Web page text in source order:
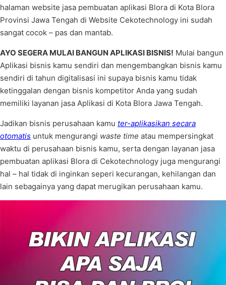
halaman website jasa pembuatan aplikasi Blora di Kota Blora
Provinsi Jawa Tengah di Website Cekotechnology ini sudah
sangat cocok – pas dan mantab.
AYO SEGERA MULAI BANGUN APLIKASI BISNIS! Mulai bangun
Aplikasi bisnis kamu sendiri dan mengembangkan bisnis kamu
sendiri di tahun digitalisasi ini supaya bisnis kamu tidak
ketinggalan dengan bisnis kompetitor Anda yang sudah
memiliki layanan jasa Aplikasi di Kota Blora Jawa Tengah.
Jadikan bisnis perusahaan kamu ter-aplikasikan secara
otomatis untuk mengurangi waste time atau mempersingkat
waktu di perusahaan bisnis kamu, serta dengan layanan jasa
pembuatan aplikasi Blora di Cekotechnology juga mengurangi
hal – hal tidak di inginkan seperi kecurangan, kehilangan dan
lain sebagainya yang dapat merugikan perusahaan kamu.